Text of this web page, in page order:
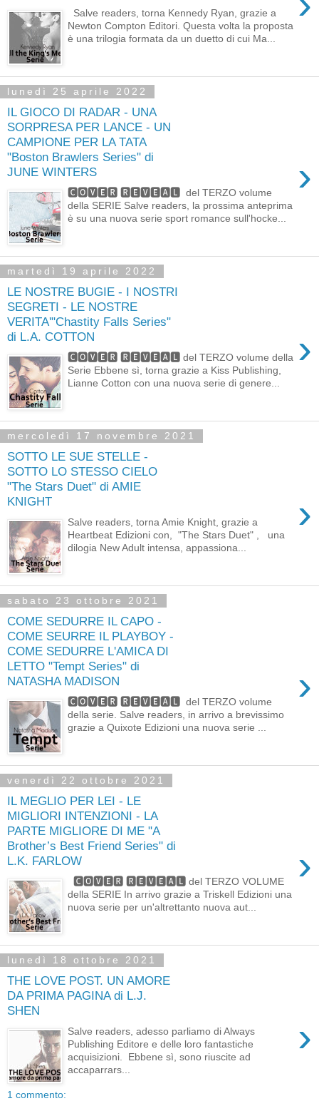
Salve readers, torna Kennedy Ryan, grazie a
Newton Compton Editori. Questa volta la proposta
è una trilogia formata da un duetto di cui Ma...
lunedì 25 aprile 2022
IL GIOCO DI RADAR - UNA
SORPRESA PER LANCE - UN
CAMPIONE PER LA TATA
"Boston Brawlers Series" di
JUNE WINTERS
›
🅲🅾🆅🅴🆁 🆁🅴🆅🅴🅰🅻 del TERZO volume
della SERIE Salve readers, la prossima anteprima
è su una nuova serie sport romance sull'hocke...
martedì 19 aprile 2022
LE NOSTRE BUGIE - I NOSTRI
SEGRETI - LE NOSTRE
VERITA'"Chastity Falls Series"
di L.A. COTTON
›
🅲🅾🆅🅴🆁 🆁🅴🆅🅴🅰🅻 del TERZO volume della
Serie Ebbene sì, torna grazie a Kiss Publishing,
Lianne Cotton con una nuova serie di genere...
mercoledì 17 novembre 2021
SOTTO LE SUE STELLE -
SOTTO LO STESSO CIELO
"The Stars Duet" di AMIE
KNIGHT
›
Salve readers, torna Amie Knight, grazie a
Heartbeat Edizioni con, "The Stars Duet" , una
dilogia New Adult intensa, appassiona...
sabato 23 ottobre 2021
COME SEDURRE IL CAPO -
COME SEURRE IL PLAYBOY -
COME SEDURRE L'AMICA DI
LETTO "Tempt Series" di
NATASHA MADISON
›
🅲🅾🆅🅴🆁 🆁🅴🆅🅴🅰🅻 del TERZO volume
della serie. Salve readers, in arrivo a brevissimo
grazie a Quixote Edizioni una nuova serie ...
venerdì 22 ottobre 2021
IL MEGLIO PER LEI - LE
MIGLIORI INTENZIONI - LA
PARTE MIGLIORE DI ME "A
Brother’s Best Friend Series" di
L.K. FARLOW
›
🅲🅾🆅🅴🆁 🆁🅴🆅🅴🅰🅻 del TERZO VOLUME
della SERIE In arrivo grazie a Triskell Edizioni una
nuova serie per un'altrettanto nuova aut...
lunedì 18 ottobre 2021
THE LOVE POST. UN AMORE
DA PRIMA PAGINA di L.J.
SHEN
›
Salve readers, adesso parliamo di Always
Publishing Editore e delle loro fantastiche
acquisizioni. Ebbene sì, sono riuscite ad
accaparrars...
1 commento: